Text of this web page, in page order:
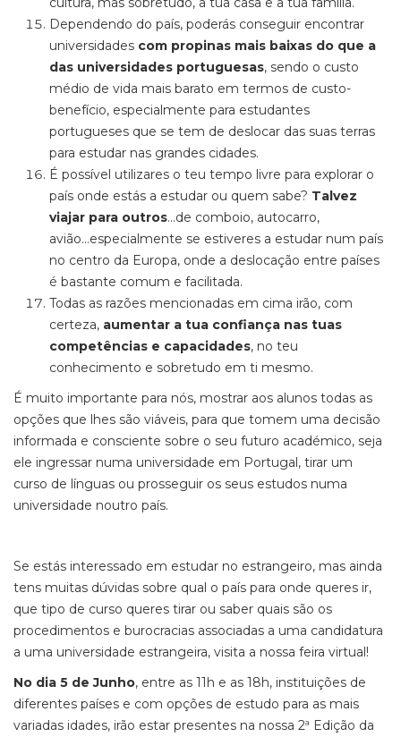
Dependendo do país, poderás conseguir encontrar
universidades com propinas mais baixas do que a
das universidades portuguesas, sendo o custo
médio de vida mais barato em termos de custo-
benefício, especialmente para estudantes
portugueses que se tem de deslocar das suas terras
para estudar nas grandes cidades.
É possível utilizares o teu tempo livre para explorar o
país onde estás a estudar ou quem sabe? Talvez
viajar para outros...de comboio, autocarro,
avião...especialmente se estiveres a estudar num país
no centro da Europa, onde a deslocação entre países
é bastante comum e facilitada.
Todas as razões mencionadas em cima irão, com
certeza, aumentar a tua confiança nas tuas
competências e capacidades, no teu
conhecimento e sobretudo em ti mesmo.
É muito importante para nós, mostrar aos alunos todas as
opções que lhes são viáveis, para que tomem uma decisão
informada e consciente sobre o seu futuro académico, seja
ele ingressar numa universidade em Portugal, tirar um
curso de línguas ou prosseguir os seus estudos numa
universidade noutro país.
Se estás interessado em estudar no estrangeiro, mas ainda
tens muitas dúvidas sobre qual o país para onde queres ir,
que tipo de curso queres tirar ou saber quais são os
procedimentos e burocracias associadas a uma candidatura
a uma universidade estrangeira, visita a nossa feira virtual!
No dia 5 de Junho, entre as 11h e as 18h, instituições de
diferentes países e com opções de estudo para as mais
variadas idades, irão estar presentes na nossa 2ª Edição da